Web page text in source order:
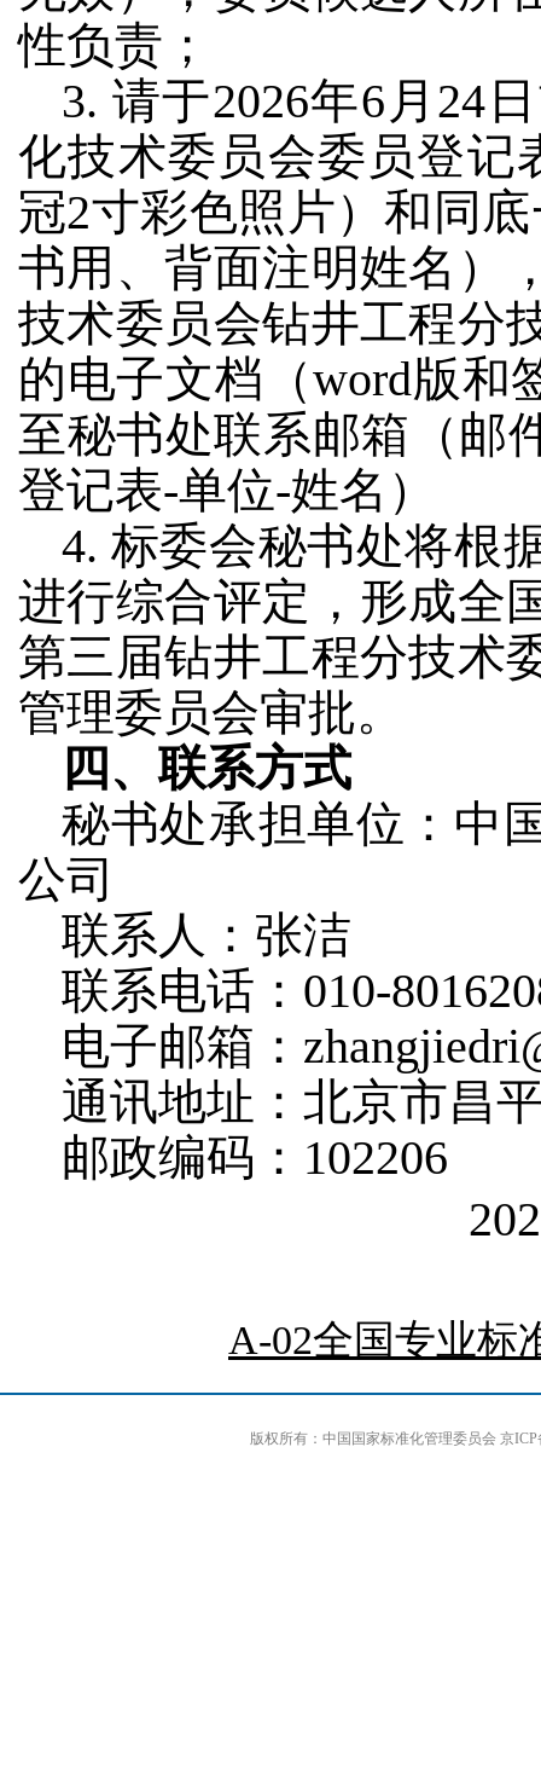
性负责；
3. 请于2026年6月24
化技术委员会委员登记
冠2寸彩色照片）和同
书用、背面注明姓名）
技术委员会钻井工程分
的电子文档（word版和
至秘书处联系邮箱（邮
登记表-单位-姓名）
4. 标委会秘书处将根
进行综合评定， 形成全
第三届钻井工程分技术
管理委员会审批。
四、联系方式
秘书处承担单位：中
公司
联系人：张洁
联系电话：010-
电子邮箱：
通讯地址：北京市昌
邮政编码：102206
A-02全国专业标
版权所有：中国国家标准化管理委员会 京